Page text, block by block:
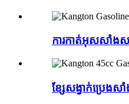
ការកាត់អុសសាំ
ខ្សែសង្វាក់ប្រេង